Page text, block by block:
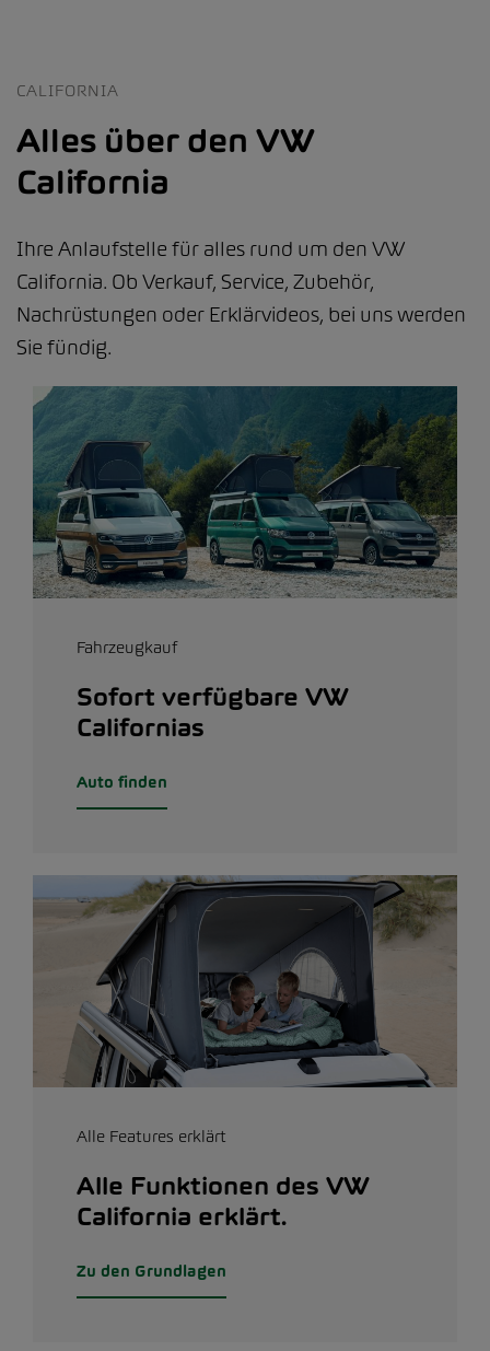
CALIFORNIA
Alles über den VW
California
Ihre Anlaufstelle für alles rund um den VW
California. Ob Verkauf, Service, Zubehör,
Nachrüstungen oder Erklärvideos, bei uns werden
Sie fündig.
Fahrzeugkauf
Sofort verfügbare VW
Californias
Auto finden
Alle Features erklärt
Alle Funktionen des VW
California erklärt.
Zu den Grundlagen